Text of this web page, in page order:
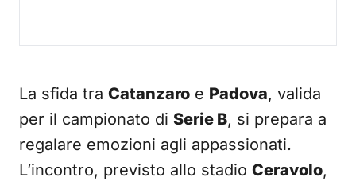
La sfida tra Catanzaro e Padova, valida
per il campionato di Serie B, si prepara a
regalare emozioni agli appassionati.
L’incontro, previsto allo stadio Ceravolo,